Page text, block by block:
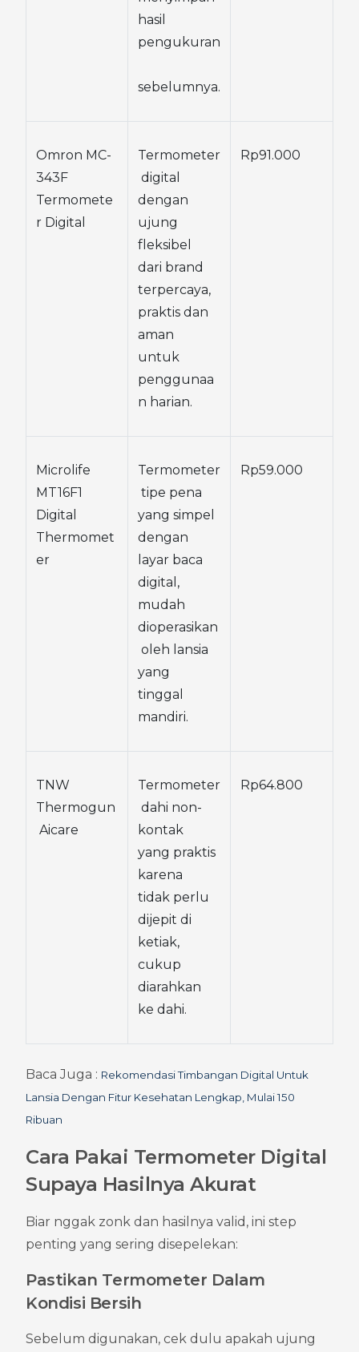
hasil
pengukuran
sebelumnya.
Omron MC-
343F
Termomete
r Digital
Termometer
digital
dengan
ujung
fleksibel
dari brand
terpercaya,
praktis dan
aman
untuk
penggunaa
n harian.
Rp91.000
Microlife
MT16F1
Digital
Thermomet
er
Termometer
tipe pena
yang simpel
dengan
layar baca
digital,
mudah
dioperasikan
oleh lansia
yang
tinggal
mandiri.
Rp59.000
TNW
Thermogun
Aicare
Termometer
dahi non-
kontak
yang praktis
karena
tidak perlu
dijepit di
ketiak,
cukup
diarahkan
ke dahi.
Rp64.800
Baca Juga : Rekomendasi Timbangan Digital Untuk
Lansia Dengan Fitur Kesehatan Lengkap, Mulai 150
Ribuan
Cara Pakai Termometer Digital
Supaya Hasilnya Akurat
Biar nggak zonk dan hasilnya valid, ini step
penting yang sering disepelekan:
Pastikan Termometer Dalam
Kondisi Bersih
Sebelum digunakan, cek dulu apakah ujung